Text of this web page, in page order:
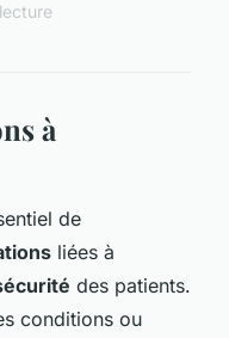
à
de
liées à
des patients.
conditions ou